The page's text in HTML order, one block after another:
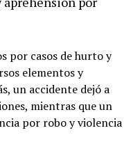
por casos de hurto y
elementos y
un accidente dejó a
mientras que un
por robo y violencia